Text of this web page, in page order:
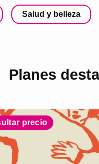
Salud y belleza
Planes
precio